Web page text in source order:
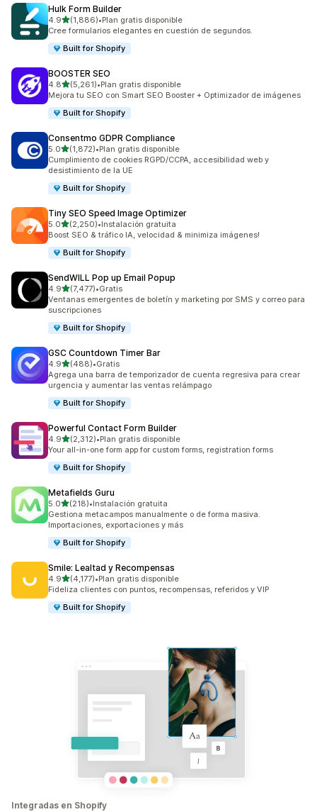
Hulk Form Builder
4.9de 5 estrellas
(1,886)
1886 reseñas en total
•Plan gratis disponible
Cree formularios elegantes en cuestión de segundos.
Built for Shopify
BOOSTER SEO
4.8de 5 estrellas
(5,261)
5261 reseñas en total
•Plan gratis disponible
Mejora tu SEO con Smart SEO Booster + Optimizador de imágenes
Built for Shopify
Consentmo GDPR Compliance
5.0de 5 estrellas
(1,872)
1872 reseñas en total
•Plan gratis disponible
Cumplimiento de cookies RGPD/CCPA, accesibilidad web y
desistimiento de la UE
Built for Shopify
Tiny SEO Speed Image Optimizer
5.0de 5 estrellas
(2,250)
2250 reseñas en total
•Instalación gratuita
Boost SEO & tráfico IA, velocidad & minimiza imágenes!
Built for Shopify
SendWILL Pop up Email Popup
4.9de 5 estrellas
(7,477)
7477 reseñas en total
•Gratis
Ventanas emergentes de boletín y marketing por SMS y correo para
suscripciones
Built for Shopify
GSC Countdown Timer Bar
4.9de 5 estrellas
(488)
488 reseñas en total
•Gratis
Agrega una barra de temporizador de cuenta regresiva para crear
urgencia y aumentar las ventas relámpago
Built for Shopify
Powerful Contact Form Builder
4.9de 5 estrellas
(2,312)
2312 reseñas en total
•Plan gratis disponible
Your all-in-one form app for custom forms, registration forms
Built for Shopify
Metafields Guru
5.0de 5 estrellas
(218)
218 reseñas en total
•Instalación gratuita
Gestiona metacampos manualmente o de forma masiva.
Importaciones, exportaciones y más
Built for Shopify
Smile: Lealtad y Recompensas
4.9de 5 estrellas
(4,177)
4177 reseñas en total
•Plan gratis disponible
Fideliza clientes con puntos, recompensas, referidos y VIP
Built for Shopify
Integradas en Shopify